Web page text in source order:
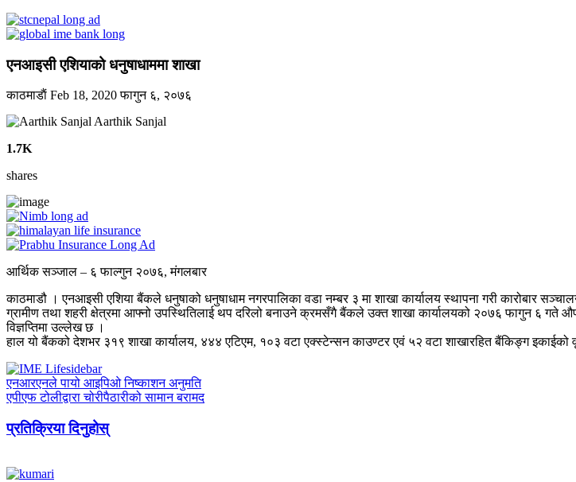
एनआइसी एशियाको धनुषाधाममा शाखा
काठमाडाैं Feb 18, 2020फागुन ६, २०७६
Aarthik Sanjal
1.7K
shares
आर्थिक सञ्जाल – ६ फाल्गुन २०७६, मंगलबार
काठमाडौ । एनआइसी एशिया बैंकले धनुषाको धनुषाधाम नगरपालिका वडा नम्बर ३ मा शाखा कार्यालय स्थापना गरी कारोबार
ग्रामीण तथा शहरी क्षेत्रमा आफ्नो उपस्थितिलाई थप दरिलो बनाउने क्रमसँगै बैंकले उक्त शाखा कार्यालयको २०७६ फागुन ६ गते
विज्ञप्तिमा उल्लेख छ ।
हाल यो बैंकको देशभर ३१९ शाखा कार्यालय, ४४४ एटिएम, १०३ वटा एक्स्टेन्सन काउण्टर एवं ५२ वटा शाखारहित बैंकिङ्ग
एनआरएनले पायो आइपिओ निष्काशन अनुमति
एपीएफ टोलीद्वारा चोरीपैठारीको सामान बरामद
प्रतिक्रिया दिनुहोस्